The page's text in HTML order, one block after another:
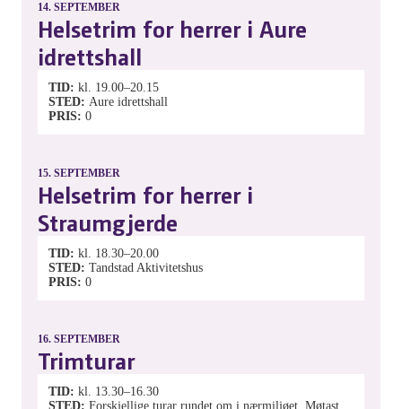
14. SEPTEMBER
Helsetrim for herrer i Aure
idrettshall
TID kl. 19.00–20.15
STED Aure idrettshall
PRIS 0
15. SEPTEMBER
Helsetrim for herrer i
Straumgjerde
TID kl. 18.30–20.00
STED Tandstad Aktivitetshus
PRIS 0
16. SEPTEMBER
Trimturar
TID kl. 13.30–16.30
STED Forskjellige turar rundet om i nærmiljøet. Møtast